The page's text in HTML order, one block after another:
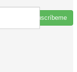
Suscríbeme